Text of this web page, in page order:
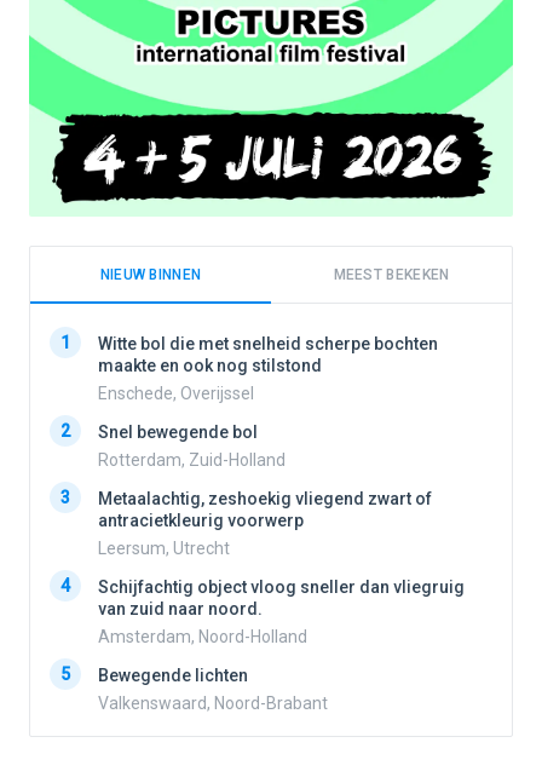
NIEUW BINNEN MEEST BEKEKEN
1
Witte bol die met snelheid scherpe bochten
maakte en ook nog stilstond
Enschede, Overijssel
2
Snel bewegende bol
Rotterdam, Zuid-Holland
3
Metaalachtig, zeshoekig vliegend zwart of
antracietkleurig voorwerp
Leersum, Utrecht
4
Schijfachtig object vloog sneller dan vliegruig
van zuid naar noord.
Amsterdam, Noord-Holland
5
Bewegende lichten
Valkenswaard, Noord-Brabant